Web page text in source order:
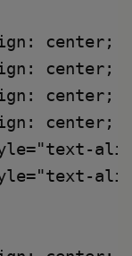
center;
center;
center;
center;